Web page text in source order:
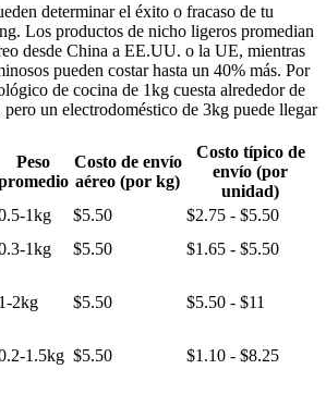
determinar el éxito o fracaso de tu
Los productos de nicho ligeros promedian
desde China a EE.UU. o la UE, mientras
pueden costar hasta un 40% más. Por
de cocina de 1kg cuesta alrededor de
un electrodoméstico de 3kg puede llegar
Peso
Costo de envío
aéreo (por kg)
Costo típico de
envío (por
unidad)
1kg $5.50
$2.75 - $5.50
1kg $5.50
$1.65 - $5.50
1-2kg $5.50 $5.50 - $11
1.5kg $5.50 $1.10 - $8.25